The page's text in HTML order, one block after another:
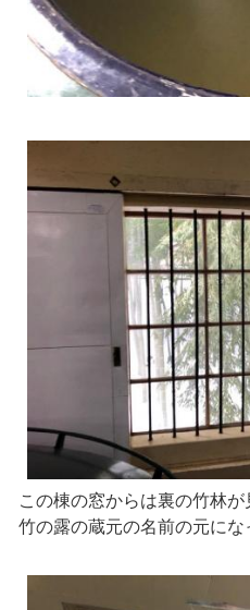
この棟の窓からは裏の竹林が
竹の露の蔵元の名前の元にな